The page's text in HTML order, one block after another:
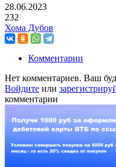
28.06.2023
232
Хома Дубов
Комментарии
Нет комментариев. Ваш
Войдите или
комментарии